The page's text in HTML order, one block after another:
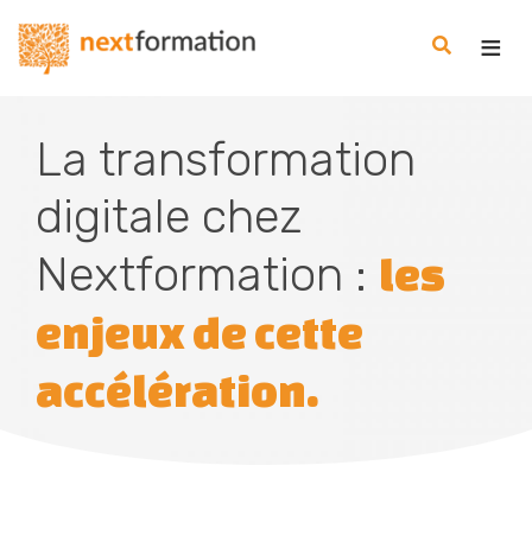
Nextformation
La transformation
digitale chez
Nextformation : les
enjeux de cette
accélération.